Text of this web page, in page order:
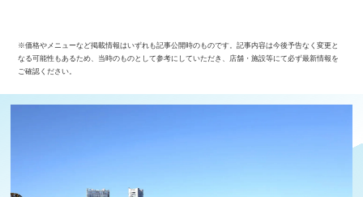
※価格やメニューなど掲載情報はいずれも記事公開時のものです。記事内容は今後予告なく変更と
なる可能性もあるため、当時のものとして参考にしていただき、店舗・施設等にて必ず最新情報を
ご確認ください。